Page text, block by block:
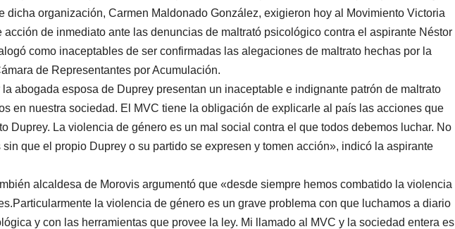
dicha organización, Carmen Maldonado González, exigieron hoy al Movimiento Victoria
de inmediato ante las denuncias de maltrató psicológico contra el aspirante Néstor
como inaceptables de ser confirmadas las alegaciones de maltrato hechas por la
de Representantes por Acumulación.
abogada esposa de Duprey presentan un inaceptable e indignante patrón de maltrato
en nuestra sociedad. El MVC tiene la obligación de explicarle al país las acciones que
Duprey. La violencia de género es un mal social contra el que todos debemos luchar. No
que el propio Duprey o su partido se expresen y tomen acción», indicó la aspirante
alcaldesa de Morovis argumentó que «desde siempre hemos combatido la violencia
la violencia de género es un grave problema con que luchamos a diario
y con las herramientas que provee la ley. Mi llamado al MVC y la sociedad entera es